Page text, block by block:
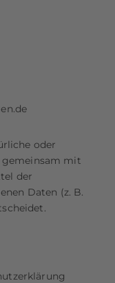
oder
gemeinsam mit
der
Daten (z. B.